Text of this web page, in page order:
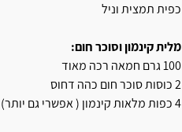
כפית תמצית וניל
מלית קינמון וסוכר חום:
100 גרם חמאה רכה מאוד
2 כוסות סוכר חום כהה דחוס
4 כפות מלאות קינמון ( אפשרי גם יותר)